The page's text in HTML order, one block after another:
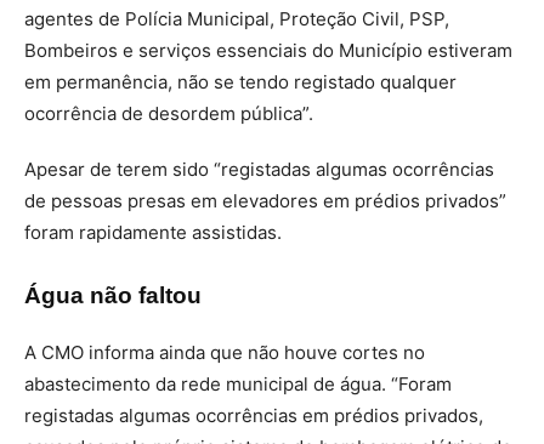
agentes de Polícia Municipal, Proteção Civil, PSP,
Bombeiros e serviços essenciais do Município estiveram
em permanência, não se tendo registado qualquer
ocorrência de desordem pública”.
Apesar de terem sido “registadas algumas ocorrências
de pessoas presas em elevadores em prédios privados”
foram rapidamente assistidas.
Água não faltou
A CMO informa ainda que não houve cortes no
abastecimento da rede municipal de água. “Foram
registadas algumas ocorrências em prédios privados,